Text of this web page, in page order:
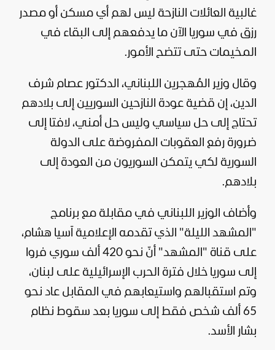
غالبية العائلات النازحة ليس لهم أي مسكن أو مصدر
رزق في سوريا الآن ما يدفعهم إلى البقاء في
المخيمات حتى تتضح الأمور.
وقال وزير المُهجرين اللبناني، الدكتور عصام شرف
الدين، إن قضية عودة النازحين السوريين إلى بلادهم
تحتاج إلى حل سياسي وليس حل أمني، لافتا إلى
ضرورة رفع العقوبات المفروضة على الدولة
السورية لكي يتمكن السوريون من العودة إلى
بلادهم.
وأضاف الوزير اللبناني في مقابلة مع برنامج
"المشهد الليلة" الذي تقدمه الإعلامية آسيا هشام،
على قناة "المشهد" أنّ نحو 420 ألف سوري فروا
إلى سوريا خلال فترة الحرب الإسرائيلية على لبنان،
وتم استقبالهم واستيعابهم في المقابل عاد نحو
65 ألف شخص فقط إلى سوريا بعد سقوط نظام
بشار الأسد.